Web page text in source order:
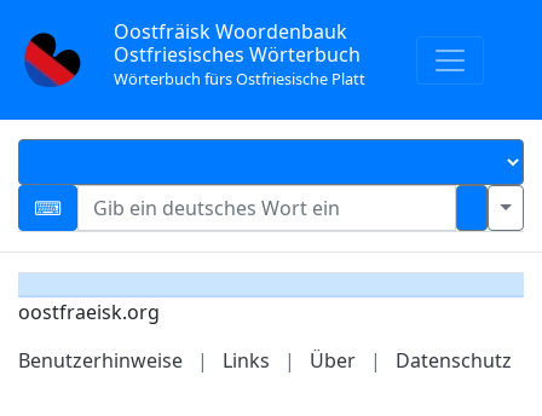
Oostfräisk Woordenbauk
Ostfriesisches Wörterbuch
Wörterbuch fürs Ostfriesische Platt
oostfraeisk.org
Benutzerhinweise
| Links | Über | Datenschutz